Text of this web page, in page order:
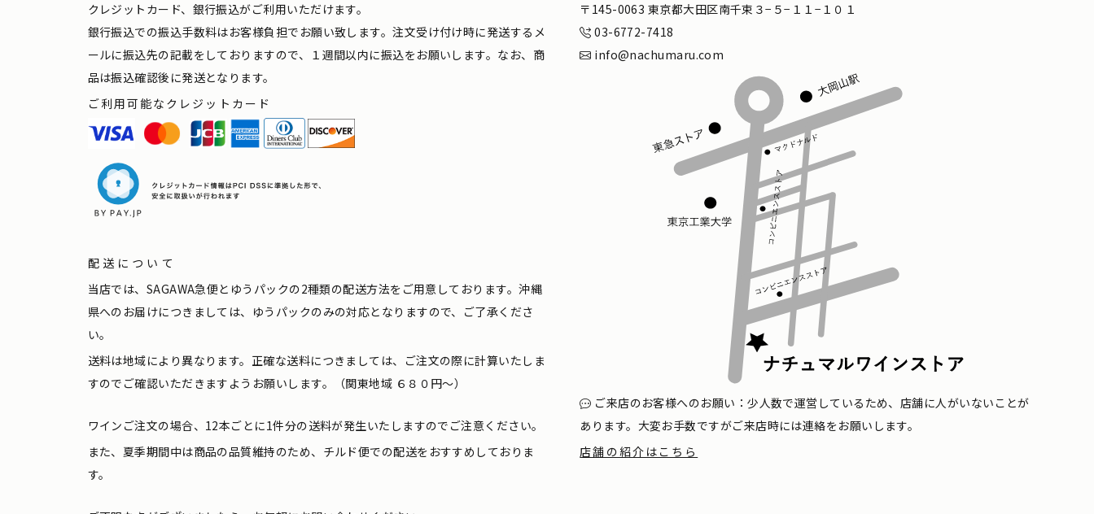
クレジットカード、銀行振込がご利用いただけます。
銀行振込での振込手数料はお客様負担でお願い致します。注文受け付け時に発送するメ
ールに振込先の記載をしておりますので、１週間以内に振込をお願いします。なお、商
品は振込確認後に発送となります。
ご利用可能なクレジットカード
配送について
当店では、SAGAWA急便とゆうパックの2種類の配送方法をご用意しております。沖縄
県へのお届けにつきましては、ゆうパックのみの対応となりますので、ご了承くださ
い。
送料は地域により異なります。正確な送料につきましては、ご注文の際に計算いたしま
すのでご確認いただきますようお願いします。（関東地域 ６８０円〜）
ワインご注文の場合、12本ごとに1件分の送料が発生いたしますのでご注意ください。
また、夏季期間中は商品の品質維持のため、チルド便での配送をおすすめしておりま
す。
〒145-0063 東京都大田区南千束３−５−１１−１０１
03-6772-7418
info@nachumaru.com
ご来店のお客様へのお願い：少人数で運営しているため、店舗に人がいないことが
あります。大変お手数ですがご来店時には連絡をお願いします。
店舗の紹介はこちら